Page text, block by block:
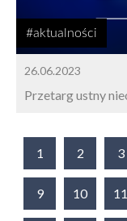
#aktualności
26.06.2023
Przetarg ustny
1 2 3
9 10 11